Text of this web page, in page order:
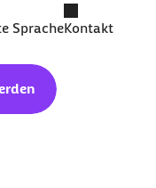
SpracheKontakt